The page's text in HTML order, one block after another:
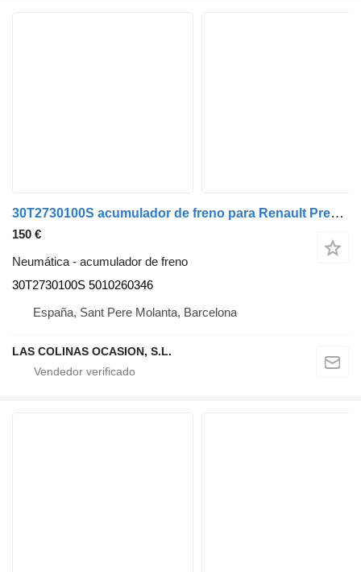
30T2730100S acumulador de freno para Renault Premium cabeza tractora
150 €
Neumática - acumulador de freno
30T2730100S 5010260346
España, Sant Pere Molanta, Barcelona
LAS COLINAS OCASION, S.L.